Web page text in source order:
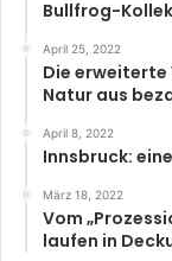
Bullfrog-
April 25, 2022
Die erweiterte
Natur aus
April 8, 2022
Innsbruck:
März 18, 2022
Vom
laufen in